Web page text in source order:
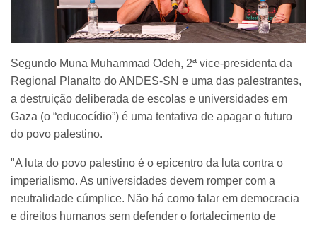
Segundo Muna Muhammad Odeh, 2ª vice-presidenta da
Regional Planalto do ANDES-SN e uma das palestrantes,
a destruição deliberada de escolas e universidades em
Gaza (o “educocídio”) é uma tentativa de apagar o futuro
do povo palestino.
"A luta do povo palestino é o epicentro da luta contra o
imperialismo. As universidades devem romper com a
neutralidade cúmplice. Não há como falar em democracia
e direitos humanos sem defender o fortalecimento de